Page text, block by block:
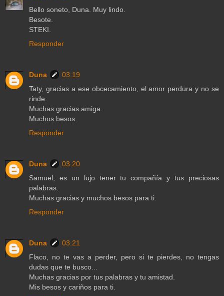
Bello soneto, Duna. Muy lindo.
Besote.
STEKI.
Responder
Duna
03:19
Taty, gracias a ese obcecamiento, el amor perdura y no se
rinde.
Muchas gracias amiga.
Muchos besos.
Responder
Duna
03:20
Samuel, es un lujo tener tu compañía y tus preciosas
palabras.
Muchas gracias y muchos besos para ti.
Responder
Duna
03:21
Flaco, no te vas a perder, pero si te pierdes, no tengas
dudas que te busco...
Muchas gracias por tus palabras y tu amistad.
Mis besos y cariños para ti.